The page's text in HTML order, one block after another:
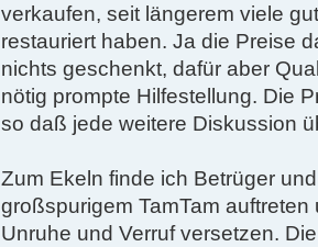
verkaufen, seit längerem viele
restauriert haben. Ja die Preise
nichts geschenkt, dafür aber
nötig prompte Hilfestellung. Die
so daß jede weitere Diskussion
Zum Ekeln finde ich Betrüger
großspurigem TamTam
Unruhe und Verruf versetzen.